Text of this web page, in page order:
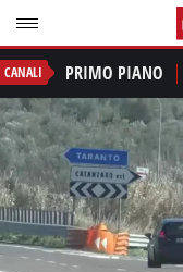
CANALI PRIMO PIANO